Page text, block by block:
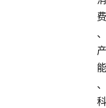
费
、
产
能
、
科